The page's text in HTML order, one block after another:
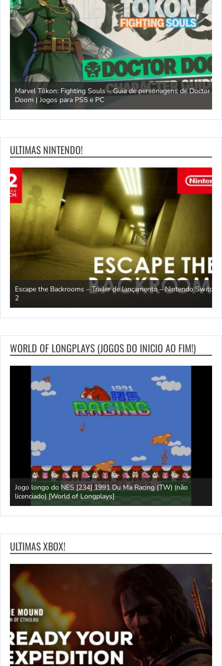
Marvel Tōkon: Fighting Souls – Guia de personagens de Doctor
Doom | Jogos para PS5 e PC
ULTIMAS NINTENDO!
Escape the Backrooms – Trailer de lançamento – Nintendo Switch
2
WORLD OF LONGPLAYS (JOGOS DO INICIO AO FIM!)
Jogo longo do NES [234] 1991 Du Ma Racing (TW) (não
licenciado) [World of Longplays]
ULTIMAS XBOX!